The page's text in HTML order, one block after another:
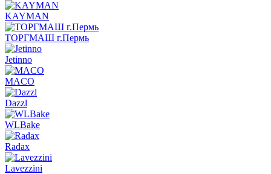
KAYMAN
ТОРГМАШ г.Пермь
Jetinno
MACO
Dazzl
WLBake
Radax
Lavezzini